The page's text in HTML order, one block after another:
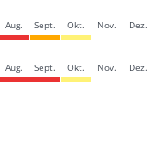
Aug. Sept. Okt. Nov. Dez.
Aug. Sept. Okt. Nov. Dez.